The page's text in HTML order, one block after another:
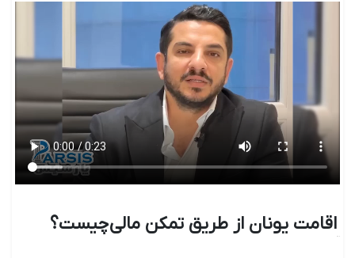
اقامت یونان از طریق تمکن مالی چیست؟